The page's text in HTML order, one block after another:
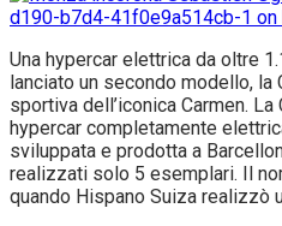
Una hypercar elettrica da oltre
lanciato un secondo modello,
sportiva dell’iconica Carmen.
hypercar completamente
sviluppata e prodotta a
realizzati solo 5 esemplari. Il
quando Hispano Suiza realizzò